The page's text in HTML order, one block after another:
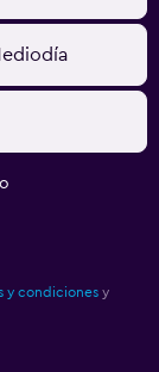
y condiciones y